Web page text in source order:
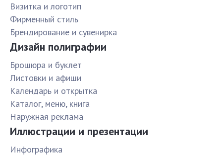
Визитка и логотип
Фирменный стиль
Брендирование и сувенирка
Дизайн полиграфии
Брошюра и буклет
Листовки и афиши
Календарь и открытка
Каталог, меню, книга
Наружная реклама
Иллюстрации и презентации
Инфографика